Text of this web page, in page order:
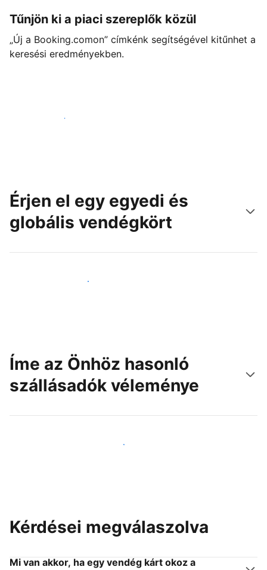
Tűnjön ki a piaci szereplők közül
„Új a Booking.comon” címkénk segítségével kitűnhet a
keresési eredményekben.
Vágjon bele még ma
Érjen el egy egyedi és
globális vendégkört
Érjen el új vendégeket még ma
Íme az Önhöz hasonló
szállásadók véleménye
Csatlakozzon Önhöz hasonló szállásadókhoz
Kérdései megválaszolva
Mi van akkor, ha egy vendég kárt okoz a